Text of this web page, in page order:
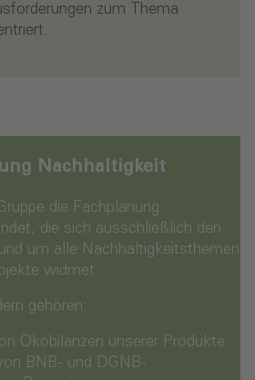
zum Thema
Nachhaltigkeit
die Fachplanung
die sich ausschließlich den
um alle Nachhaltigkeitsthemen
widmet.
gehören:
Ökobilanzen unserer Produkte
BNB- und DGNB-